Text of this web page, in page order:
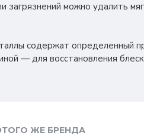
загрязнений можно удалить
содержат определенный
— для восстановления
ЖЕ БРЕНДА